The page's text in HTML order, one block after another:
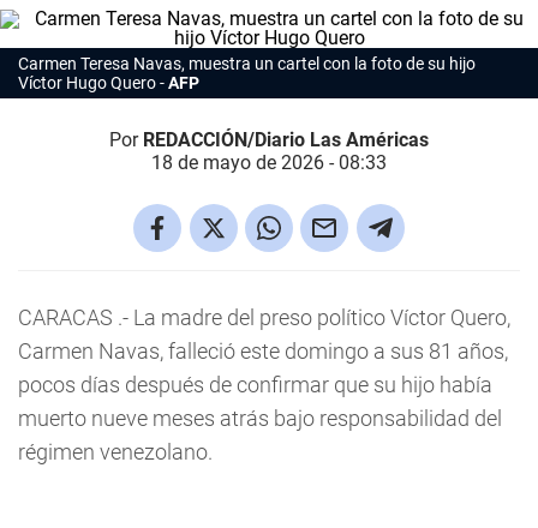
Carmen Teresa Navas, muestra un cartel con la foto de su hijo
Víctor Hugo Quero
AFP
Por REDACCIÓN/Diario Las Américas
18 de mayo de 2026 - 08:33
CARACAS .- La madre del preso político Víctor Quero,
Carmen Navas, falleció este domingo a sus 81 años,
pocos días después de confirmar que su hijo había
muerto nueve meses atrás bajo responsabilidad del
régimen venezolano.